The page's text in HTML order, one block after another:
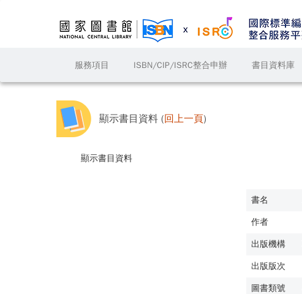
服務項目 ISBN/CIP/ISRC整合申辦 書目資料庫
顯示書目資料 (回上一頁)
顯示書目資料
書名
作者
出版機構
出版版次
圖書類號